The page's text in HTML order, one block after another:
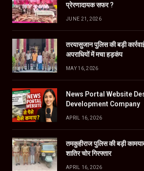
प्रेरणादायक सफर ?
JUNE 21, 2026
तरयासुजान पुलिस की बड़ी
अपराधियों में मचा हड़कंप
MAY 16, 2026
News Portal Website
Development Company
APRIL 16, 2026
तमकुहीराज पुलिस की बड़ी
शातिर चोर गिरफ्तार
APRIL 16, 2026